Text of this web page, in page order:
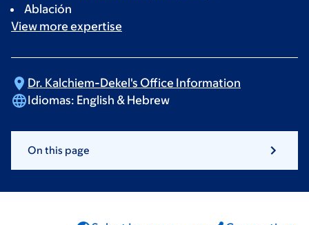
Ablación
View more expertise
Dr. Kalchiem-Dekel's Office Information
Idiomas: English & Hebrew
On this page